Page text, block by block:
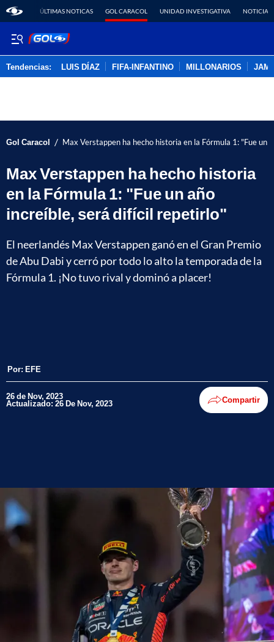
ÚLTIMAS NOTICAS GOL CARACOL UNIDAD INVESTIGATIVA NOTICIAS
Tendencias: LUIS DÍAZ FIFA-INFANTINO MILLONARIOS
Gol Caracol / Max Verstappen ha hecho historia en la Fórmula 1: "Fue un
Max Verstappen ha hecho historia
en la Fórmula 1: "Fue un año
increíble, será difícil repetirlo"
El neerlandés Max Verstappen ganó en el Gran Premio
de Abu Dabi y cerró por todo lo alto la temporada de la
Fórmula 1. ¡No tuvo rival y dominó a placer!
Por: EFE
26 de Nov, 2023
Actualizado: 26 De Nov, 2023 Compartir